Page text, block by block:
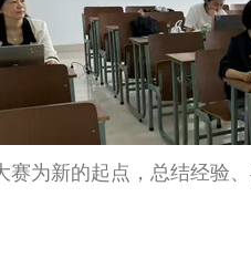
为新的起点，总结经验